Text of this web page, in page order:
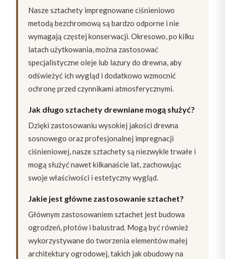
Nasze sztachety impregnowane ciśnieniowo
metodą bezchromową są bardzo odporne i nie
wymagają częstej konserwacji. Okresowo, po kilku
latach użytkowania, można zastosować
specjalistyczne oleje lub lazury do drewna, aby
odświeżyć ich wygląd i dodatkowo wzmocnić
ochronę przed czynnikami atmosferycznymi.
Jak długo sztachety drewniane mogą służyć?
Dzięki zastosowaniu wysokiej jakości drewna
sosnowego oraz profesjonalnej impregnacji
ciśnieniowej, nasze sztachety są niezwykle trwałe i
mogą służyć nawet kilkanaście lat, zachowując
swoje właściwości i estetyczny wygląd.
Jakie jest główne zastosowanie sztachet?
Głównym zastosowaniem sztachet jest budowa
ogrodzeń, płotów i balustrad. Mogą być również
wykorzystywane do tworzenia elementów małej
architektury ogrodowej, takich jak obudowy na